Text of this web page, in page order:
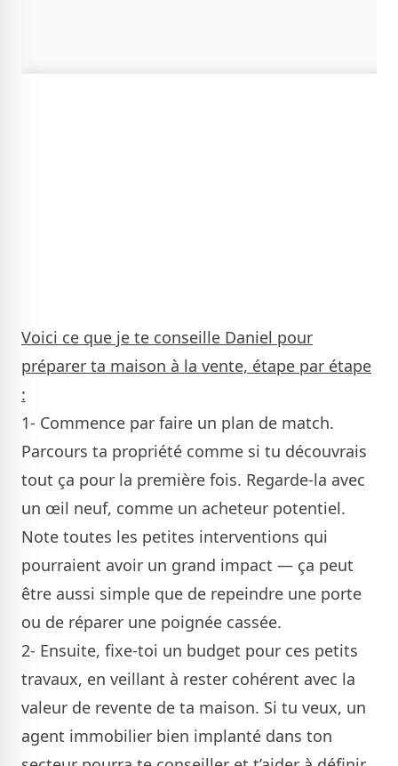
Voici ce que je te conseille Daniel pour
préparer ta maison à la vente, étape par étape
:
1- Commence par faire un plan de match.
Parcours ta propriété comme si tu découvrais
tout ça pour la première fois. Regarde-la avec
un œil neuf, comme un acheteur potentiel.
Note toutes les petites interventions qui
pourraient avoir un grand impact — ça peut
être aussi simple que de repeindre une porte
ou de réparer une poignée cassée.
2- Ensuite, fixe-toi un budget pour ces petits
travaux, en veillant à rester cohérent avec la
valeur de revente de ta maison. Si tu veux, un
agent immobilier bien implanté dans ton